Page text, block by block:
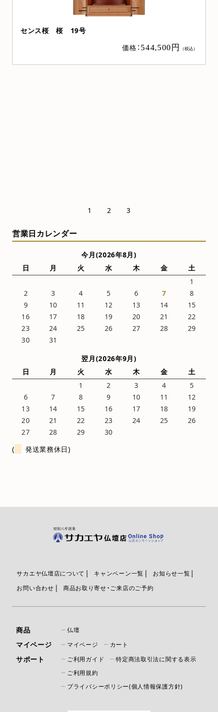
ニュー桜 桜 上置き20号
1 2 3
営業日カレンダー
今月(2026年8月)
日
月 火 水 木 金
土
1
2
3 4 5 6 7
8
9
10 11 12 13 14
15
16
17 18 19 20 21
22
23
24 25 26 27 28
29
30
31
翌月(2026年9月)
日
月 火 水 木 金
土
1
2 3 4
5
6
7 8 9 10 11
12
13
14 15 16 17 18
19
20
21 22 23 24 25
26
27
28 29
30
(
発送業務休日)
サカエヤ仏壇店について キャンペーン一覧
お知らせ一覧
お問い合わせ
商品お取り寄せ・ご来店のご予約
商品 仏壇
マイページ マイページ カート
サポート ご利用ガイド
特定商法取引法に関する表示
ご利用規約
プライバシーポリシー(個人情報保護方針)